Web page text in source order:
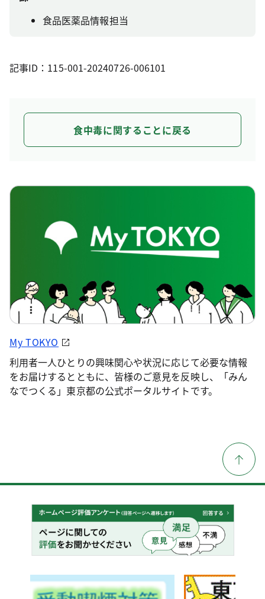
食品医薬品情報担当
記事ID：115-001-20240726-006101
食中毒に関することに戻る
My TOKYO
利用者一人ひとりの興味関心や状況に応じて必要な情報
をお届けするとともに、皆様のご意見を反映し、「みん
なでつくる」東京都の公式ポータルサイトです。